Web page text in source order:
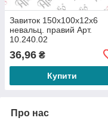
Завиток 150х100х12х6
невальц. правий Арт.
10.240.02
36,96 ₴
Купити
Про нас